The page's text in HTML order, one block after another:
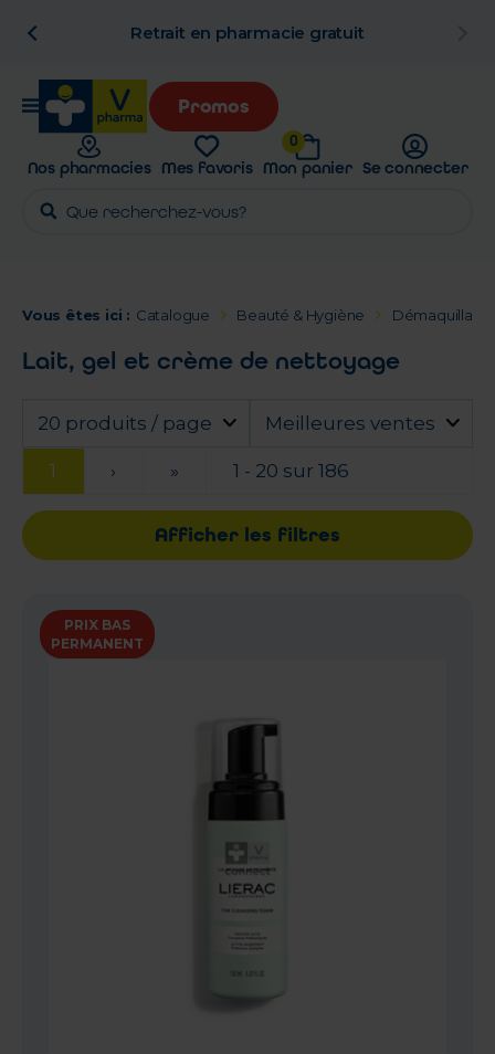
Retrait en pharmacie gratuit
Promos
Nos pharmacies Mes favoris
0
Mon panier Se connecter
Vous êtes ici : Catalogue Beauté & Hygiène
Lait, gel et crème de nettoyage
20 produits / page Meilleures ventes
1 › » 1 - 20 sur 186
Afficher les filtres
PRIX BAS
PERMANENT